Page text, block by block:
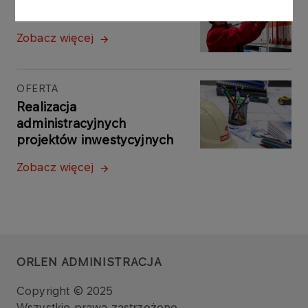
Zobacz więcej
OFERTA
Realizacja
administracyjnych
projektów inwestycyjnych
Zobacz więcej
ORLEN ADMINISTRACJA
Copyright © 2025